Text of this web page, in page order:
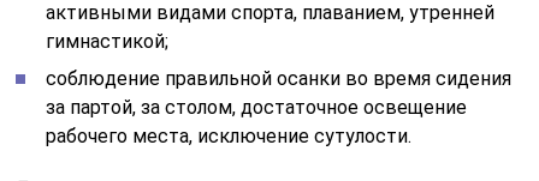
активными видами спорта, плаванием, утренней
гимнастикой;
соблюдение правильной осанки во время сидения
за партой, за столом, достаточное освещение
рабочего места, исключение сутулости.